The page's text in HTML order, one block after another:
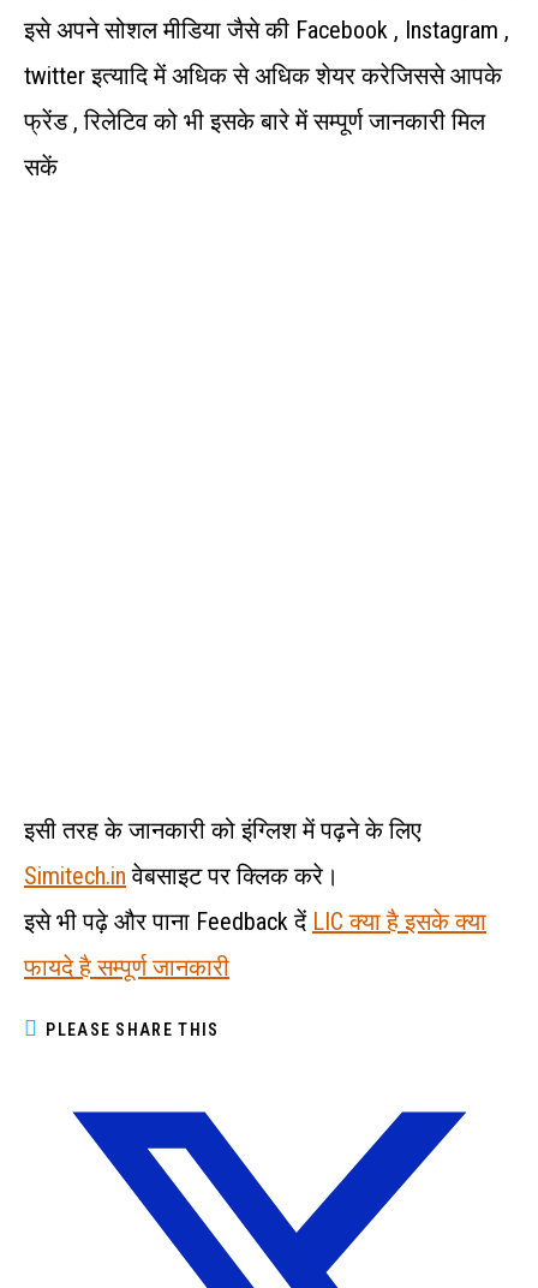
इसे अपने सोशल मीडिया जैसे की Facebook , Instagram ,
twitter इत्यादि में अधिक से अधिक शेयर करेजिससे आपके
फ्रेंड , रिलेटिव को भी इसके बारे में सम्पूर्ण जानकारी मिल
सकें
इसी तरह के जानकारी को इंग्लिश में पढ़ने के लिए
Simitech.in वेबसाइट पर क्लिक करे।
इसे भी पढ़े और पाना Feedback दें LIC क्या है इसके क्या
फायदे है सम्पूर्ण जानकारी
PLEASE SHARE THIS